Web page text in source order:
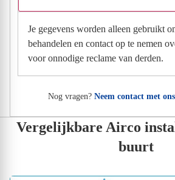
Je gegevens worden alleen gebruikt
behandelen en contact op te nemen
voor onnodige reclame van derden.
Nog vragen? Neem contact met
Vergelijkbare Airco
buurt